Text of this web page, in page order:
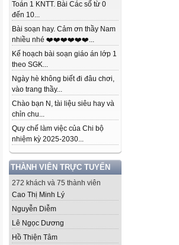
Toán 1 KNTT. Bài Các số từ 0
đến 10...
Bài soạn hay. Cảm ơn thầy Nam
nhiều nhé ❤️❤️❤️❤️❤️❤️...
Kế hoạch bài soạn giáo án lớp 1
theo SGK...
Ngày hè không biết đi đâu chơi,
vào trang thầy...
Chào bạn N, tài liệu siêu hay và
chỉn chu...
Quy chế làm việc của Chi bộ
nhiệm kỳ 2025-2030...
THÀNH VIÊN TRỰC TUYẾN
272 khách và 75 thành viên
Cao Thị Minh Lý
Nguyễn Diễm
Lê Ngọc Dương
Hồ Thiện Tâm